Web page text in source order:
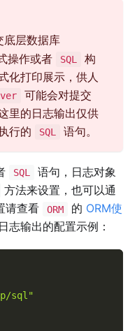
底层数据库
操作或者 SQL
构
化打印展示，供人
可能会对提交
里的日志输出仅供
行的
SQL 语句。
SQL
语句，日志对象
方法来设置，也可以通
请查看
ORM 的 ORM使
志输出的配置示例：
sql"